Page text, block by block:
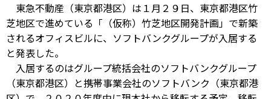
東急不動産（東京都港区）は１月２９日、東京都港区竹
芝地区で進めている「（仮称）竹芝地区開発計画」で新築
されるオフィスビルに、ソフトバンクグループが入居する
と発表した。
入居するのはグループ統括会社のソフトバンクグループ
（東京都港区）と携帯事業会社のソフトバンク（東京都港